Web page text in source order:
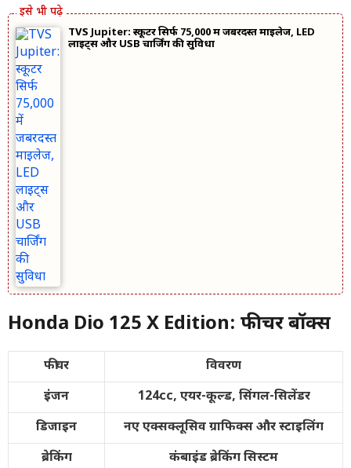
TVS Jupiter: स्कूटर सिर्फ 75,000 में जबरदस्त माइलेज, LED
लाइट्स और USB चार्जिंग की सुविधा
Honda Dio 125 X Edition: फीचर बॉक्स
फीचर
विवरण
इंजन
124cc, एयर-कूल्ड, सिंगल-सिलेंडर
डिजाइन
नए एक्सक्लूसिव ग्राफिक्स और स्टाइलिंग
ब्रेकिंग
कंबाइंड ब्रेकिंग सिस्टम